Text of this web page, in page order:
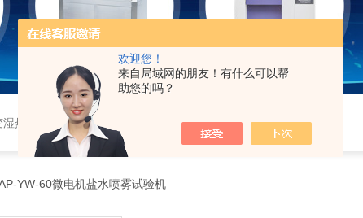
欢迎您！
来自局域网的朋友！有什么可以帮
助您的吗？
室、沙尘试验箱、淋雨试验箱、盐水喷雾试验箱、各种振动试验台、拉力试验机、蒸汽老化试验机、跌落试验机、插拔力试验机、按健寿命试验机、纸带耐磨擦试验机、工业烘烤箱
YW-60微电机盐水喷雾试验机